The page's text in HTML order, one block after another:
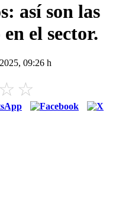
así son las
el sector.
09:26 h
☆ ☆